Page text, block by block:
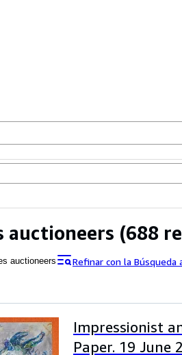
auctioneers (688
auctioneers
Refinar con la Búsqueda
Impressionist
Paper. 19 June